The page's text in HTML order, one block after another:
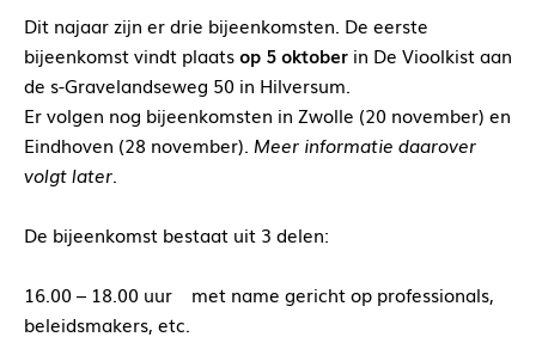
Dit najaar zijn er drie bijeenkomsten. De eerste
bijeenkomst vindt plaatsop 5 oktober in De Vioolkist aan
de s-Gravelandseweg 50 in Hilversum.
Er volgen nog bijeenkomsten in Zwolle (20 november) en
Eindhoven (28 november). Meer informatie daarover
volgt later.
De bijeenkomst bestaat uit 3 delen:
16.00 – 18.00 uur met name gericht op professionals,
beleidsmakers, etc.